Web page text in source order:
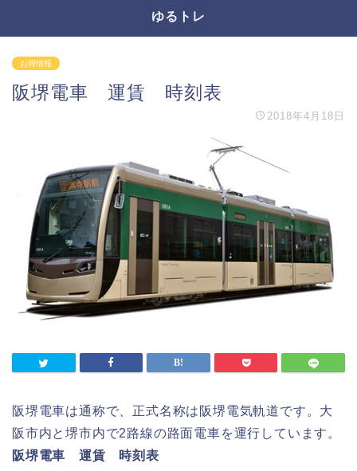
ゆるトレ
お得情報
阪堺電車 運賃 時刻表
2018年4月18日
阪堺電車は通称で、正式名称は阪堺電気軌道です。大
阪市内と堺市内で2路線の路面電車を運行しています。
阪堺電車 運賃 時刻表